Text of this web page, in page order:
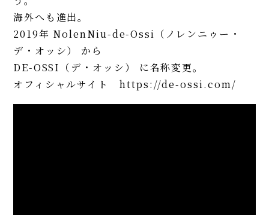
海外へも進出。
2019年 NolenNiu-de-Ossi（ノレンニゥー・
デ・オッシ） から
DE-OSSI（デ・オッシ） に名称変更。
オフィシャルサイト https://de-ossi.com/